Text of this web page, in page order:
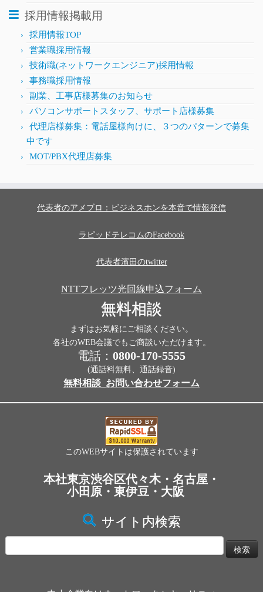
採用情報掲載用
採用情報TOP
営業職採用情報
技術職(ネットワークエンジニア)採用情報
事務職採用情報
副業、工事店様募集のお知らせ
パソコンサポートスタッフ、サポート店様募集
代理店様募集：電話屋様向けに、３つのパターンで募集
中です
MOT/PBX代理店募集
代表者のアメブロ：ビジネスホンを本音で情報発信
ラピッドテレコムのFacebook
代表者濱田のtwitter
NTTフレッツ光回線申込フォーム
無料相談
まずはお気軽にご相談ください。
各社のWEB会議でもご商談いただけます。
電話： 0800-170-5555
(通話料無料、通話録音)
無料相談_お問い合わせフォーム
このWEBサイトは保護されています
本社東京渋谷区代々木・名古屋・
小田原・東伊豆・大阪
サイト内検索
索: